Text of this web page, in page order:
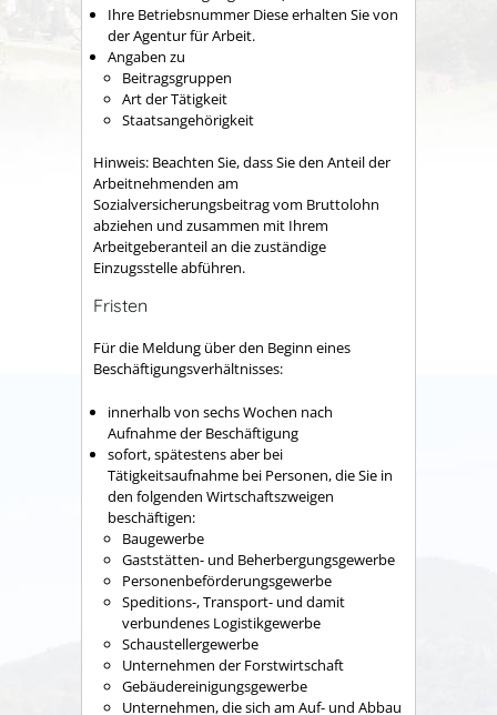
Ihre Betriebsnummer Diese erhalten Sie von
der Agentur für Arbeit.
Angaben zu
Beitragsgruppen
Art der Tätigkeit
Staatsangehörigkeit
Hinweis: Beachten Sie, dass Sie den Anteil der
Arbeitnehmenden am
Sozialversicherungsbeitrag vom Bruttolohn
abziehen und zusammen mit Ihrem
Arbeitgeberanteil an die zuständige
Einzugsstelle abführen.
Fristen
Für die Meldung über den Beginn eines
Beschäftigungsverhältnisses:
innerhalb von sechs Wochen nach
Aufnahme der Beschäftigung
sofort, spätestens aber bei
Tätigkeitsaufnahme bei Personen, die Sie in
den folgenden Wirtschaftszweigen
beschäftigen:
Baugewerbe
Gaststätten- und Beherbergungsgewerbe
Personenbeförderungsgewerbe
Speditions-, Transport- und damit
verbundenes Logistikgewerbe
Schaustellergewerbe
Unternehmen der Forstwirtschaft
Gebäudereinigungsgewerbe
Unternehmen, die sich am Auf- und Abbau